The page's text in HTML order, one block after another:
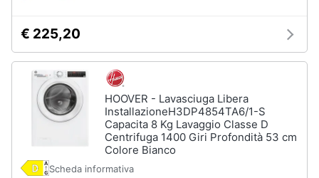
€ 225,20
HOOVER - Lavasciuga Libera
InstallazioneH3DP4854TA6/1-S
Capacita 8 Kg Lavaggio Classe D
Centrifuga 1400 Giri Profondità 53 cm
Colore Bianco
Scheda informativa